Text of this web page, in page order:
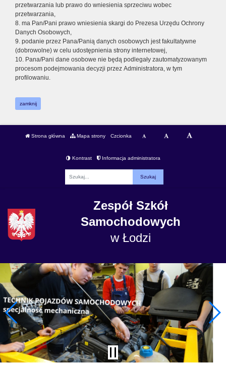
przetwarzania lub prawo do wniesienia sprzeciwu wobec
przetwarzania,
8. ma Pan/Pani prawo wniesienia skargi do Prezesa Urzędu Ochrony
Danych Osobowych,
9. podanie przez Pana/Panią danych osobowych jest fakultatywne
(dobrowolne) w celu udostępnienia strony internetowej,
10. Pana/Pani dane osobowe nie będą podlegały zautomatyzowanym
procesom podejmowania decyzji przez Administratora, w tym
profilowaniu.
zamknij
Strona główna Mapa strony Czcionka
Kontrast Informacja administratora
Zespół Szkół
Samochodowych
w Łodzi